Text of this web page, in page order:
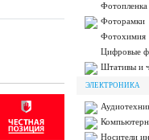
Фотопленка
Фоторамки
Фотохимия
Цифровые
Штативы и
ЭЛЕКТРОНИКА
Носители